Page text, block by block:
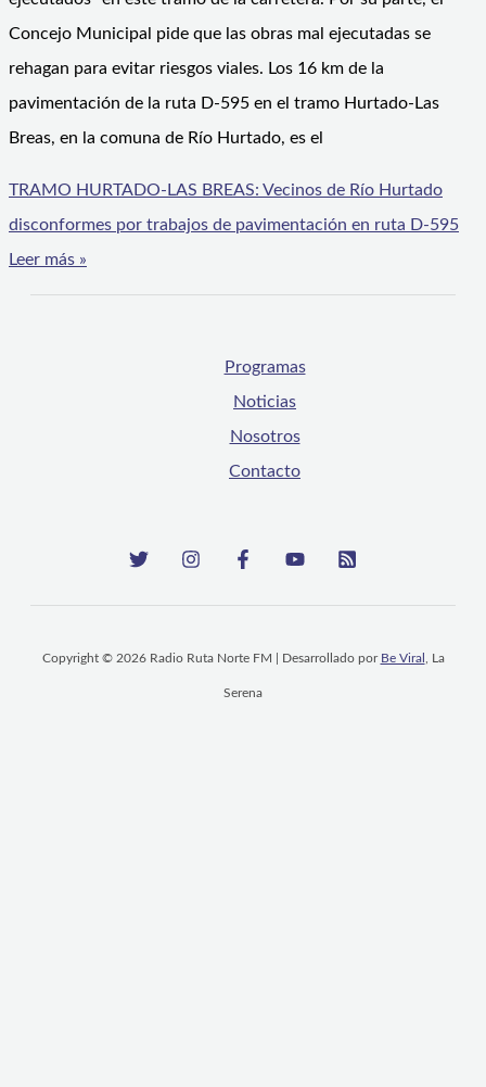
Concejo Municipal pide que las obras mal ejecutadas se
rehagan para evitar riesgos viales. Los 16 km de la
pavimentación de la ruta D-595 en el tramo Hurtado-Las
Breas, en la comuna de Río Hurtado, es el
TRAMO HURTADO-LAS BREAS: Vecinos de Río Hurtado
disconformes por trabajos de pavimentación en ruta D-595
Leer más »
Programas
Noticias
Nosotros
Contacto
Copyright © 2026 Radio Ruta Norte FM | Desarrollado por Be Viral , La
Serena